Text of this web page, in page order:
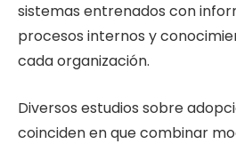
sistemas entrenados con
procesos internos y
cada organización.
Diversos estudios sobre
coinciden en que combinar